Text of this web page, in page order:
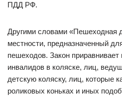
ПДД РФ.
Другими словами «Пешеходная
местности, предназначенный
пешеходов. Закон
инвалидов в коляске, лиц,
детскую коляску, лиц, которые
роликовых коньках и иных